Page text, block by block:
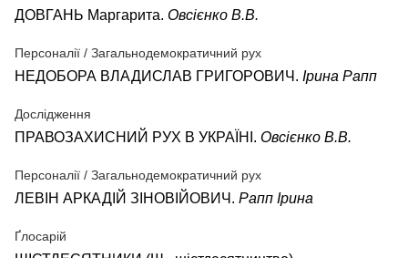
ДОВГАНЬ Маргарита. Овсієнко В.В.
Персоналії / Загальнодемократичний рух
НЕДОБОРА ВЛАДИСЛАВ ГРИГОРОВИЧ. Ірина Рапп
Дослідження
ПРАВОЗАХИСНИЙ РУХ В УКРАЇНІ. Овсієнко В.В.
Персоналії / Загальнодемократичний рух
ЛЕВІН АРКАДІЙ ЗІНОВІЙОВИЧ. Рапп Ірина
Ґлосарій